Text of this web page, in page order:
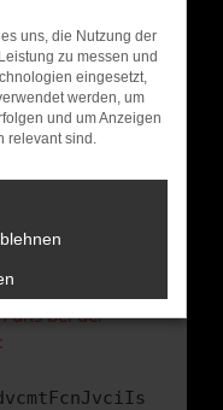
und dein
Stand
nur ein
auch dazu
nicht mehr
Schritte versucht
Du kannst
uns bei der
uns, die Nutzung der
zu messen und
eingesetzt,
werden, um
und um Anzeigen
relevant sind.